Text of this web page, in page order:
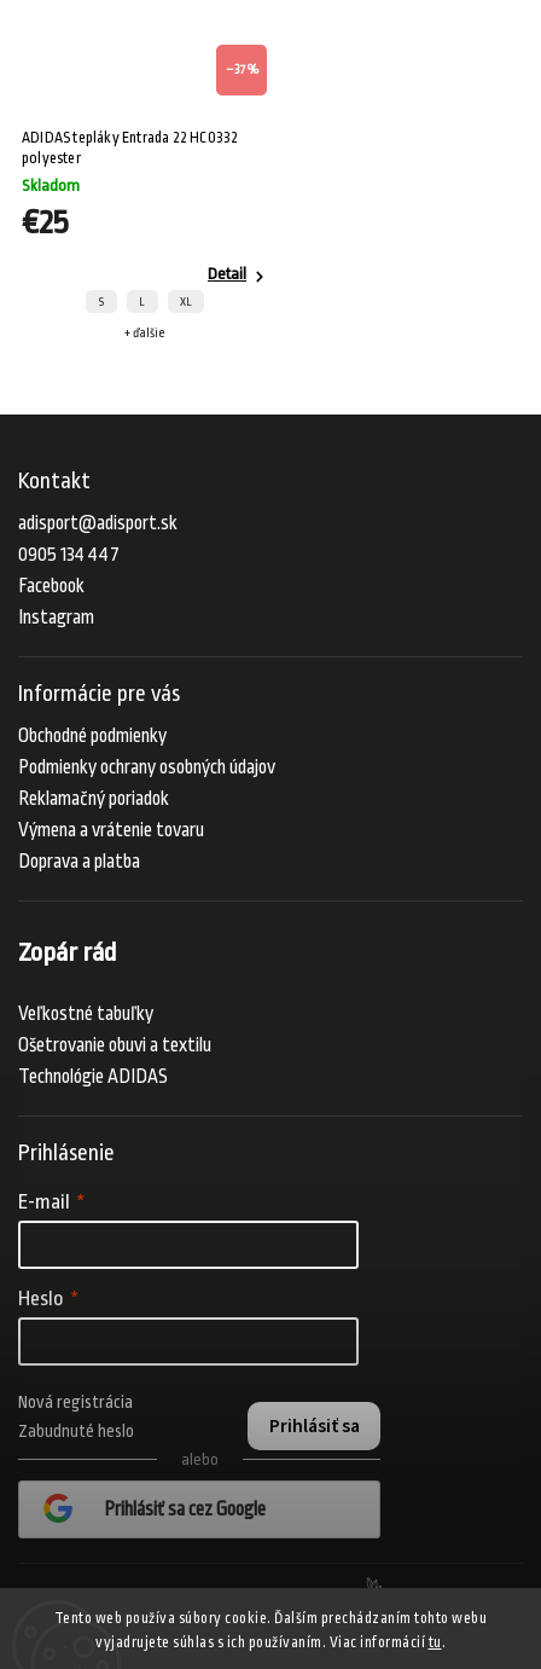
Tento web používa súbory cookie. Ďalším prechádzaním tohto webu
vyjadrujete súhlas s ich používaním. Viac informácií tu .
–37 %
ADIDAS tepláky Entrada 22 HC0332
polyester
Skladom
€25
Detail
S L XL
+ ďalšie
Kontakt
adisport@adisport.sk
0905 134 447
Facebook
Instagram
Informácie pre vás
Obchodné podmienky
Podmienky ochrany osobných údajov
Reklamačný poriadok
Výmena a vrátenie tovaru
Doprava a platba
Zopár rád
Veľkostné tabuľky
Ošetrovanie obuvi a textilu
Technológie ADIDAS
Prihlásenie
E-mail
Heslo
Prihlásiť sa
Nová registrácia
Zabudnuté heslo
alebo
Prihlásiť sa cez Google